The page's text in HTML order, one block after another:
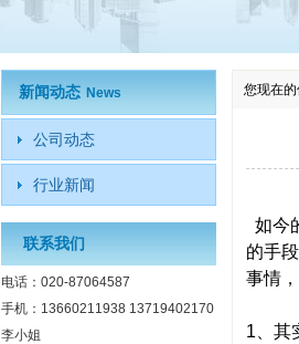
您现在的
如今
的手
事情
1、其
新闻动态 News
公司动态
行业新闻
联系我们
电话：020-87064587
手机：13660211938 13719402170
李小姐